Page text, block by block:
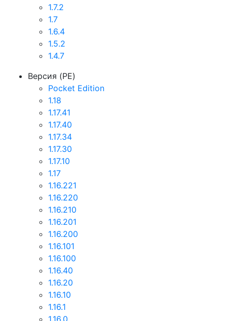
1.7.2
1.7
1.6.4
1.5.2
1.4.7
Версия (PE)
Pocket Edition
1.18
1.17.41
1.17.40
1.17.34
1.17.30
1.17.10
1.17
1.16.221
1.16.220
1.16.210
1.16.201
1.16.200
1.16.101
1.16.100
1.16.40
1.16.20
1.16.10
1.16.1
1.16.0